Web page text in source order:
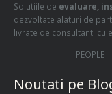
Solutiile de evaluare,
dezvoltate alaturi de
livrate de consultanti cu
PEOPLE
Noutati pe